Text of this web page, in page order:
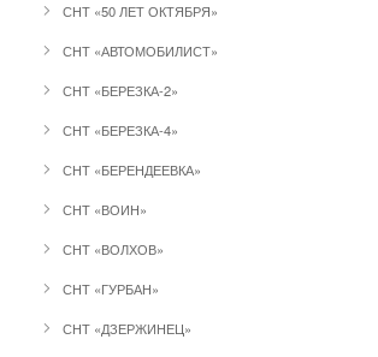
СНТ «50 ЛЕТ ОКТЯБРЯ»
СНТ «АВТОМОБИЛИСТ»
СНТ «БЕРЕЗКА-2»
СНТ «БЕРЕЗКА-4»
СНТ «БЕРЕНДЕЕВКА»
СНТ «ВОИН»
СНТ «ВОЛХОВ»
СНТ «ГУРБАН»
СНТ «ДЗЕРЖИНЕЦ»